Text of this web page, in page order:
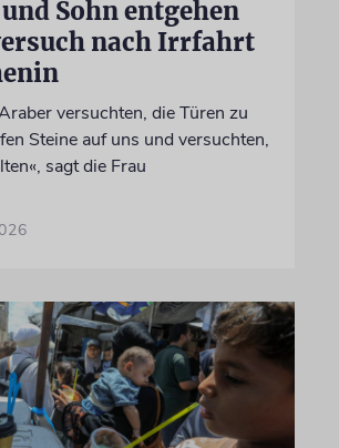
Sohn entgehen
nach Irrfahrt
versuchten, die Türen zu
Steine auf uns und versuchten,
sagt die Frau